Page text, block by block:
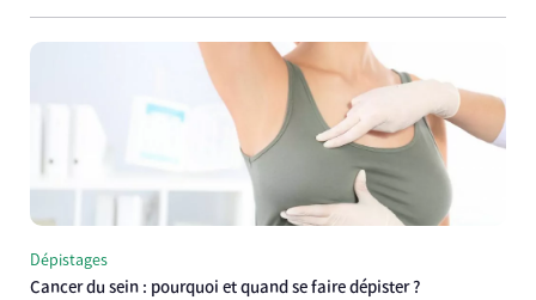
Dépistages
Cancer du sein : pourquoi et quand se faire dépister ?